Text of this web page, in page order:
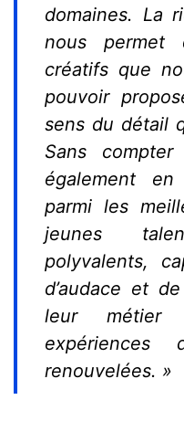
domaines. La
nous permet
créatifs que
pouvoir
sens du détail
Sans
également
parmi les
jeunes
polyvalents,
d’audace et
leur métier
renouvelées. »